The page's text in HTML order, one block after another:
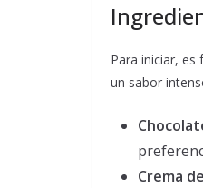
Para iniciar,
un sabor
Crema